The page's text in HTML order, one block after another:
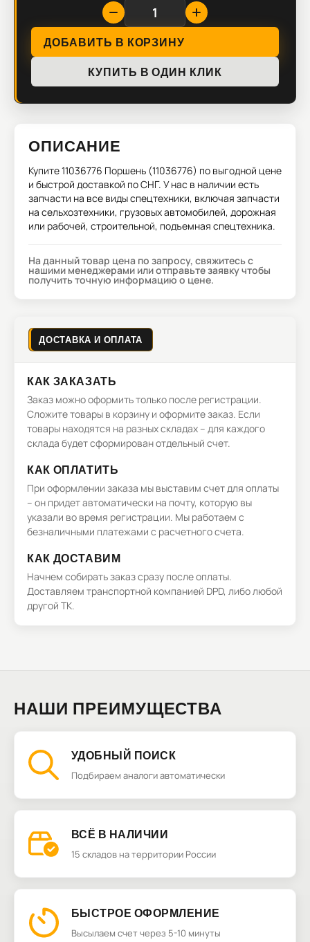
ДОБАВИТЬ В КОРЗИНУ
КУПИТЬ В ОДИН КЛИК
ОПИСАНИЕ
Купите11036776 Поршень (11036776) по выгодной цене
и быстрой доставкой по СНГ. У нас в наличии есть
запчасти на все виды спецтехники, включая запчасти
на сельхозтехники, грузовых автомобилей, дорожная
или рабочей, строительной, подъемная спецтехника.
На данный товар цена по запросу, свяжитесь с
нашими менеджерами или отправьте заявку чтобы
получить точную информацию о цене.
ДОСТАВКА И ОПЛАТА
КАК ЗАКАЗАТЬ
Заказ можно оформить только после регистрации.
Сложите товары в корзину и оформите заказ. Если
товары находятся на разных складах – для каждого
склада будет сформирован отдельный счет.
КАК ОПЛАТИТЬ
При оформлении заказа мы выставим счет для оплаты
– он придет автоматически на почту, которую вы
указали во время регистрации. Мы работаем с
безналичными платежами с расчетного счета.
КАК ДОСТАВИМ
Начнем собирать заказ сразу после оплаты.
Доставляем транспортной компанией DPD, либо любой
другой ТК.
НАШИ ПРЕИМУЩЕСТВА
УДОБНЫЙ ПОИСК
Подбираем аналоги автоматически
ВСЁ В НАЛИЧИИ
15 складов на территории России
БЫСТРОЕ ОФОРМЛЕНИЕ
Высылаем счет через 5-10 минуты